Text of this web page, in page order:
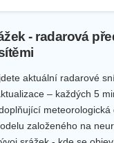
- radarová
aktuální radarové
– každých 5
založeného na